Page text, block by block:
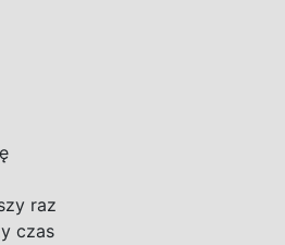
raz
czas